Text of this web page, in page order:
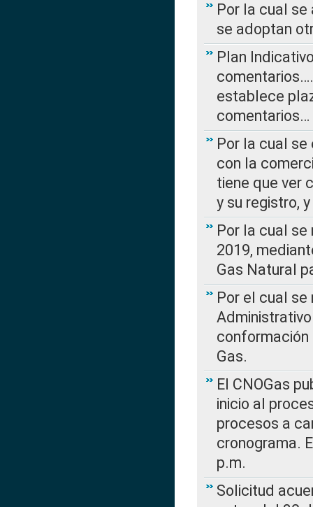
Por la cual
se adoptan
Plan
establece
comentarios…
Por la cual
con la
tiene que ver
y su registro,
Por la cual
2019,
Gas Natural
Por el cual
conformación
Gas.
El CNOGas
inicio al
procesos a
cronograma.
p.m.
Solicitud